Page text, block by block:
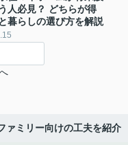
人必見？ どちらが得
暮らしの選び方を解説
ァミリー向けの工夫を紹介